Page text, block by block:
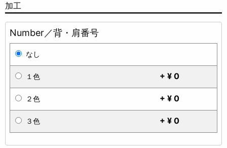
加工
Number／背・肩番号
なし
１色 + ¥ 0
２色 + ¥ 0
３色 + ¥ 0